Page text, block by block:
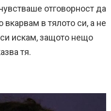
отговорност да
вкарвам в тялото си, а не
искам, защото нещо
тя.